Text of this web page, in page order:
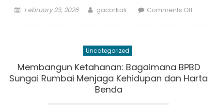
Posted
February 23, 2026 Author
gacorkali Comments Offon
Inovatif
Uncategorized
Membangun Ketahanan: Bagaimana BPBD
Sungai Rumbai Menjaga Kehidupan dan Harta
Benda